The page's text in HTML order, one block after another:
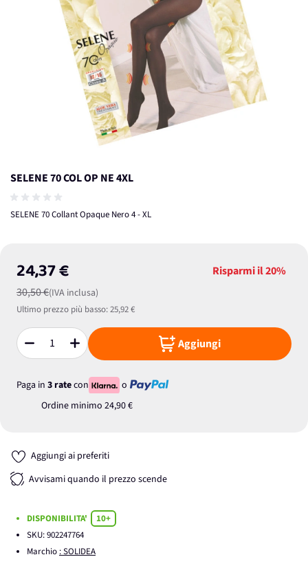
SELENE 70 COL OP NE 4XL
SELENE 70 Collant Opaque Nero 4 - XL
24,37 €
30,50 €(IVA inclusa)
Risparmi il20%
Ultimo prezzo più basso:25,92 €
Quantità Aggiungi
Paga in 3 ratecon
o
Ordine minimo 24,90 €
Aggiungi ai preferiti
Avvisami quando il prezzo scende
DISPONIBILITA'
10+
SKU:902247764
Marchio : SOLIDEA